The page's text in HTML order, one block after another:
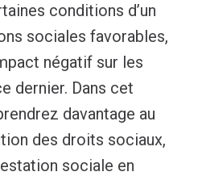
conditions d’un
sociales favorables,
négatif sur les
dernier. Dans cet
davantage au
des droits sociaux,
sociale en